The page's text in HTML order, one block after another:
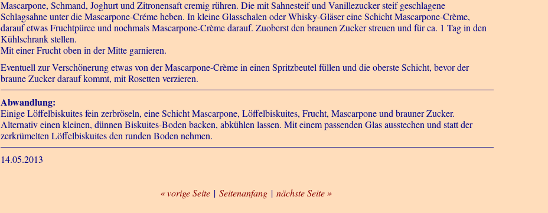
Mascarpone, Schmand, Joghurt und Zitronensaft cremig rühren. Die mit Sahnesteif und Vanillezucker steif geschlagene
Schlagsahne unter die Mascarpone-Créme heben. In kleine Glasschalen oder Whisky-Gläser eine Schicht Mascarpone-Crème,
darauf etwas Fruchtpüree und nochmals Mascarpone-Crème darauf. Zuoberst den braunen Zucker streuen und für ca. 1 Tag in den
Kühlschrank stellen.
Mit einer Frucht oben in der Mitte garnieren.
Eventuell zur Verschönerung etwas von der Mascarpone-Crème in einen Spritzbeutel füllen und die oberste Schicht, bevor der
braune Zucker darauf kommt, mit Rosetten verzieren.
Abwandlung:
Einige Löffelbiskuites fein zerbröseln, eine Schicht Mascarpone, Löffelbiskuites, Frucht, Mascarpone und brauner Zucker.
Alternativ einen kleinen, dünnen Biskuites-Boden backen, abkühlen lassen. Mit einem passenden Glas ausstechen und statt der
zerkrümelten Löffelbiskuites den runden Boden nehmen.
14.05.2013
« vorige Seite | Seitenanfang | nächste Seite »